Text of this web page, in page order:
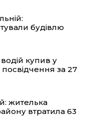
будівлю
купив у
за 27
жителька
втратила 63